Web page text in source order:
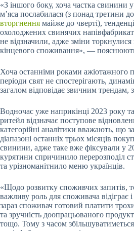
«З іншого боку, хоча частка свинини
м’яса послабилася (з понад третини до
вторгнення майже до чверті),
охолоджених свинячих
не відзначили, адже зміни торкнулися
кінцевого споживання», —
Хоча останніми роками ажіотажного
періоди свят не спостерігають,
загалом відповідає звичним трендам,
Водночас уже наприкінці 2023 року
ритейл відзначає поступове
категорійні аналітики вважають, що
діапазоні останніх трьох місяців
свинини, адже таке вже фіксували у
курятини спричинило перерозподіл
та урізноманітнило меню українців.
«Щодо розвитку споживчих запитів,
важливу роль для споживача відіграє
зараз споживач готовий платити
та зручність доопрацьованого
тощо. Тому з часом